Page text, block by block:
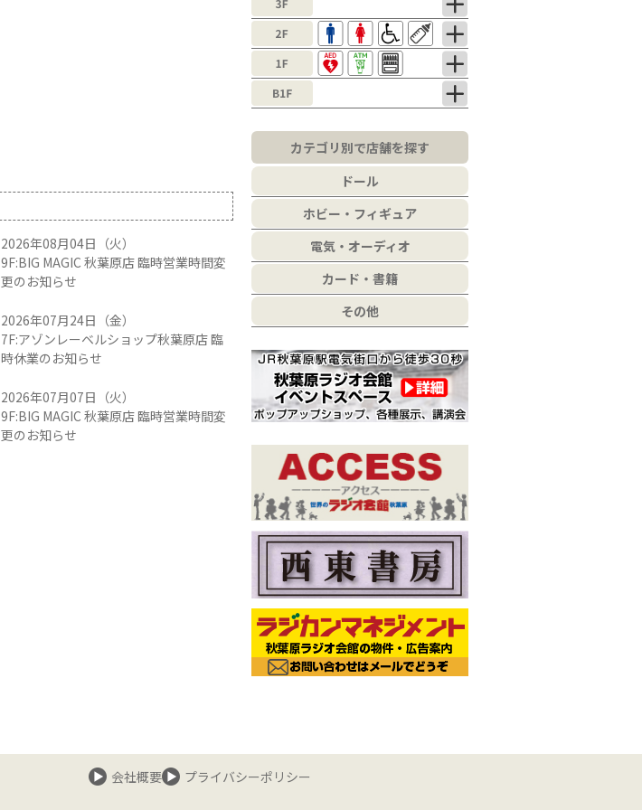
2026年08月04日（火）
9F:BIG MAGIC 秋葉原店 臨時営業時間変
更のお知らせ
2026年07月24日（金）
7F:アゾンレーベルショップ秋葉原店 臨
時休業のお知らせ
2026年07月07日（火）
9F:BIG MAGIC 秋葉原店 臨時営業時間変
更のお知らせ
カテゴリ別で店舗を探す
ドール
ホビー・フィギュア
電気・オーディオ
カード・書籍
その他
会社概要 プライバシーポリシー